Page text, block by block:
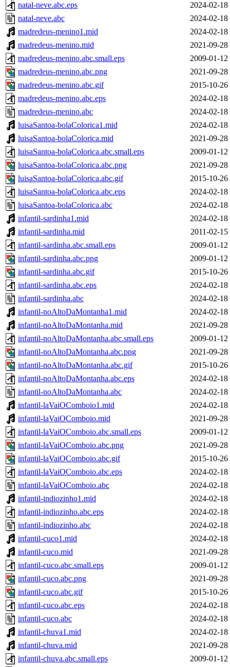
natal-neve.abc.eps
2024-02-18
natal-neve.abc
2024-02-18
madredeus-menino1.mid
2024-02-18
madredeus-menino.mid
2021-09-28
madredeus-menino.abc.small.eps
2009-01-12
madredeus-menino.abc.png
2021-09-28
madredeus-menino.abc.gif
2015-10-26
madredeus-menino.abc.eps
2024-02-18
madredeus-menino.abc
2024-02-18
luisaSantoa-bolaColorica1.mid
2024-02-18
luisaSantoa-bolaColorica.mid
2021-09-28
luisaSantoa-bolaColorica.abc.small.eps
2009-01-12
luisaSantoa-bolaColorica.abc.png
2021-09-28
luisaSantoa-bolaColorica.abc.gif
2015-10-26
luisaSantoa-bolaColorica.abc.eps
2024-02-18
luisaSantoa-bolaColorica.abc
2024-02-18
infantil-sardinha1.mid
2024-02-18
infantil-sardinha.mid
2011-02-15
infantil-sardinha.abc.small.eps
2009-01-12
infantil-sardinha.abc.png
2009-01-12
infantil-sardinha.abc.gif
2015-10-26
infantil-sardinha.abc.eps
2024-02-18
infantil-sardinha.abc
2024-02-18
infantil-noAltoDaMontanha1.mid
2024-02-18
infantil-noAltoDaMontanha.mid
2021-09-28
infantil-noAltoDaMontanha.abc.small.eps
2009-01-12
infantil-noAltoDaMontanha.abc.png
2021-09-28
infantil-noAltoDaMontanha.abc.gif
2015-10-26
infantil-noAltoDaMontanha.abc.eps
2024-02-18
infantil-noAltoDaMontanha.abc
2024-02-18
infantil-laVaiOComboio1.mid
2024-02-18
infantil-laVaiOComboio.mid
2021-09-28
infantil-laVaiOComboio.abc.small.eps
2009-01-12
infantil-laVaiOComboio.abc.png
2021-09-28
infantil-laVaiOComboio.abc.gif
2015-10-26
infantil-laVaiOComboio.abc.eps
2024-02-18
infantil-laVaiOComboio.abc
2024-02-18
infantil-indiozinho1.mid
2024-02-18
infantil-indiozinho.abc.eps
2024-02-18
infantil-indiozinho.abc
2024-02-18
infantil-cuco1.mid
2024-02-18
infantil-cuco.mid
2021-09-28
infantil-cuco.abc.small.eps
2009-01-12
infantil-cuco.abc.png
2021-09-28
infantil-cuco.abc.gif
2015-10-26
infantil-cuco.abc.eps
2024-02-18
infantil-cuco.abc
2024-02-18
infantil-chuva1.mid
2024-02-18
infantil-chuva.mid
2021-09-28
infantil-chuva.abc.small.eps
2009-01-12